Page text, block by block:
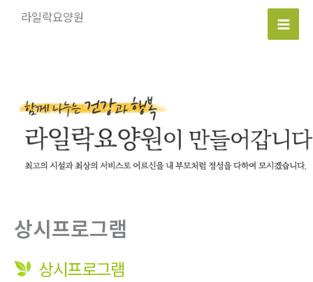
라일락요양원
Main
상시프로그램
상시프로그램